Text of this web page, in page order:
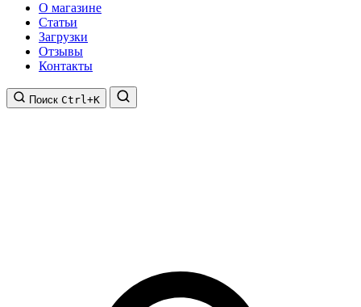
О магазине
Статьи
Загрузки
Отзывы
Контакты
Поиск Ctrl+K